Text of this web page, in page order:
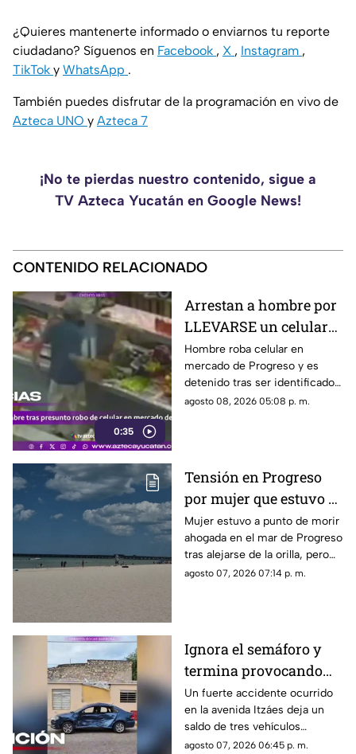
¿Quieres mantenerte informado o enviarnos tu reporte
ciudadano? Síguenos en Facebook , X , Instagram ,
TikTok y WhatsApp .
También puedes disfrutar de la programación en vivo de
Azteca UNO y Azteca 7
¡No te pierdas nuestro contenido, sigue a
TV Azteca Yucatán en Google News!
CONTENIDO RELACIONADO
0:35
Arrestan a hombre por
LLEVARSE un celular
en el mercado de
Progreso; todo quedó
grabado en video
Hombre roba celular en
mercado de Progreso y es
detenido tras ser identificado
por las autoridades; cámaras
agosto 08, 2026 05:08 p. m.
Tensión en Progreso
por mujer que estuvo a
punto de morir
AHOGADA; esto se sabe
Mujer estuvo a punto de morir
ahogada en el mar de Progreso
tras alejarse de la orilla, pero
bañistas la rescataron y
agosto 07, 2026 07:14 p. m.
Ignora el semáforo y
termina provocando
un FUERTE ACCIDENTE
en la Avenida Itzáes;
¿hay heridos?
Un fuerte accidente ocurrido
en la avenida Itzáes deja un
saldo de tres vehículos
afectados luego de que una
agosto 07, 2026 06:45 p. m.